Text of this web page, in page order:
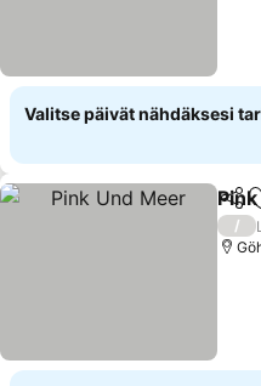
Valitse päivät nähdäksesi
Jaa
/